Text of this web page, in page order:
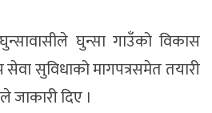
घुन्सा गाउँको विकास
सेवा सुविधाको मागपत्रसमेत तयारी
जाकारी दिए ।